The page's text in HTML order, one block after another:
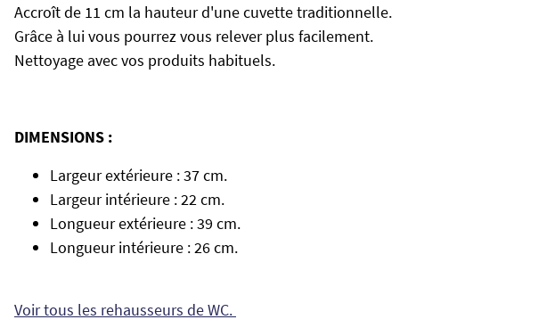
Accroît de 11 cm la hauteur d'une cuvette traditionnelle.
Grâce à lui vous pourrez vous relever plus facilement.
Nettoyage avec vos produits habituels.
DIMENSIONS :
Largeur extérieure : 37 cm.
Largeur intérieure : 22 cm.
Longueur extérieure : 39 cm.
Longueur intérieure : 26 cm.
Voir tous les rehausseurs de WC.